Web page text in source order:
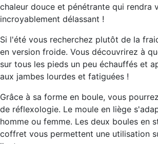
chaleur douce et pénétrante qui rendra
incroyablement délassant !
Si l'été vous recherchez plutôt de la
en version froide. Vous découvrirez à
sur tous les pieds un peu échauffés et
aux jambes lourdes et fatiguées !
Grâce à sa forme en boule, vous
de réflexologie. Le moule en liège
homme ou femme. Les deux boules en
coffret vous permettent une utilisation